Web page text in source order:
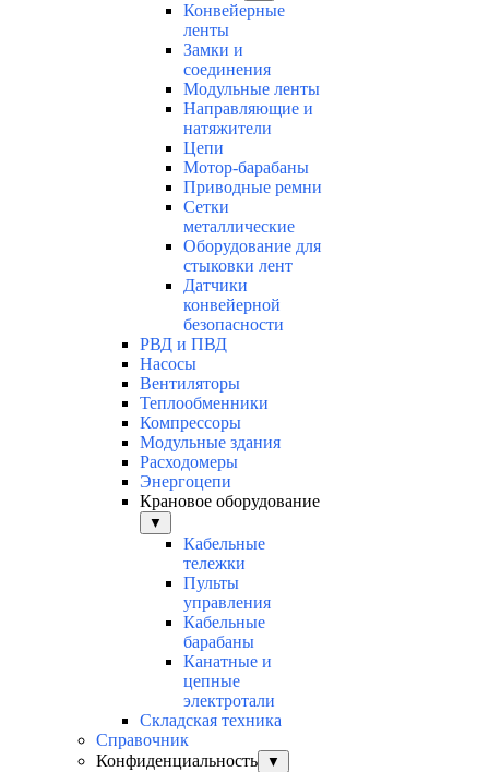
Конвейерные
ленты
Замки и
соединения
Модульные ленты
Направляющие и
натяжители
Цепи
Мотор-барабаны
Приводные ремни
Сетки
металлические
Оборудование для
стыковки лент
Датчики
конвейерной
безопасности
РВД и ПВД
Насосы
Вентиляторы
Теплообменники
Компрессоры
Модульные здания
Расходомеры
Энергоцепи
Крановое оборудование
▼
Кабельные
тележки
Пульты
управления
Кабельные
барабаны
Канатные и
цепные
электротали
Складская техника
Справочник
Конфиденциальность
▼